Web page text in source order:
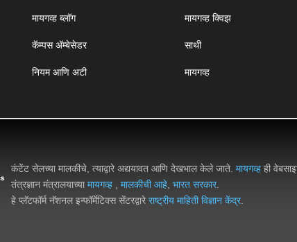
मायगव्ह ब्लॉग मायगव्ह क्विझ
कॅम्पस ॲम्बेसेडर साथी
नियम आणि अटी मायगव्ह
कंटेंट सेलच्या मालकीचे, त्याद्वारे अद्ययावत आणि देखभाल केले जाते. मायगव्ह ही
तंत्रज्ञान मंत्रालयाच्या मायगव्ह मालकीची आहे भारत सरकार.
हे प्लॅटफॉर्म नॅशनल इन्फॉर्मेटिक्स सेंटरद्वारे राष्ट्रीय माहिती विज्ञान केंद्र.